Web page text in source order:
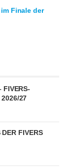
Finale der
27
FIVERS